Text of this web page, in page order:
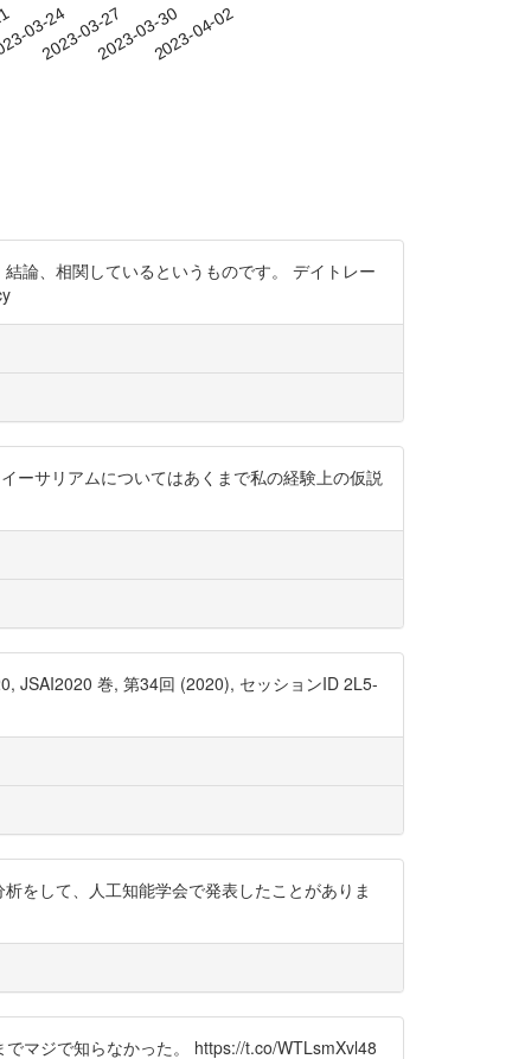
03-24
2023-03-272023-03-302023-04-02
論、相関しているというものです。 デイトレー
ーサリアムについてはあくまで私の経験上の仮説
JSAI2020 巻, 第34回 (2020), セッションID 2L5-
をして、人工知能学会で発表したことがありま
マジで知らなかった。 https://t.co/WTLsmXvl48